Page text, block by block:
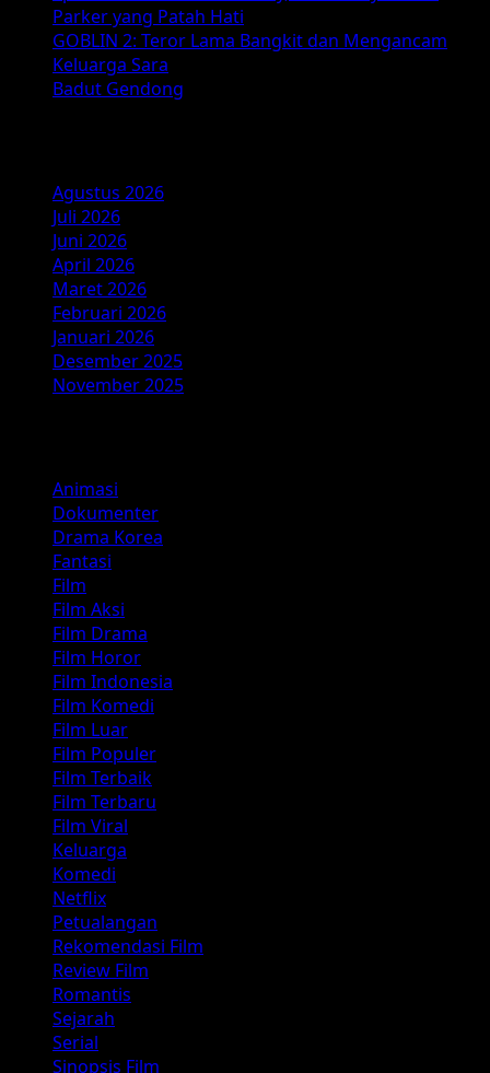
Wajib
Ditonton
Parker yang Patah Hati
GOBLIN 2: Teror Lama Bangkit dan Mengancam
Keluarga Sara
Badut Gendong
Agustus 2026
Juli 2026
Juni 2026
April 2026
Maret 2026
Februari 2026
Januari 2026
Desember 2025
November 2025
Animasi
Dokumenter
Drama Korea
Fantasi
Film
Film Aksi
Film Drama
Film Horor
Film Indonesia
Film Komedi
Film Luar
Film Populer
Film Terbaik
Film Terbaru
Film Viral
Keluarga
Komedi
Netflix
Petualangan
Rekomendasi Film
Review Film
Romantis
Sejarah
Serial
Sinopsis Film